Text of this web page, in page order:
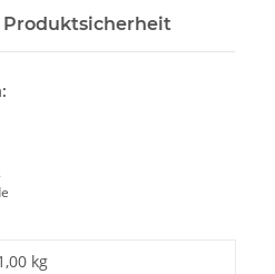
Produktsicherheit
kg